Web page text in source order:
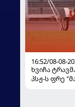
16:52/08-08-
ხვიჩა
პსჟ-ს ფრე